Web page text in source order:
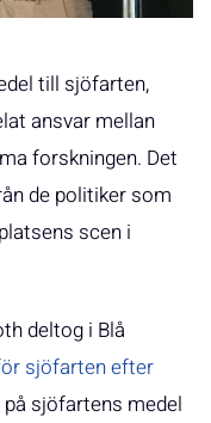
till sjöfarten,
ansvar mellan
forskningen. Det
de politiker som
scen i
deltog i Blå
sjöfarten efter
sjöfartens medel